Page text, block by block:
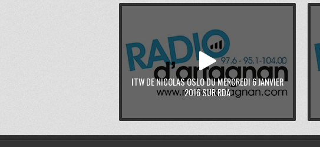
ITW DE NICOLAS OSLO DU MERCREDI 6 JANVIER
2016 SUR RDA